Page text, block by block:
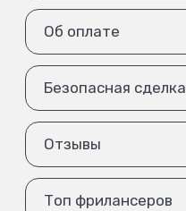
Об оплате
Безопасная сделка
Отзывы
Топ фрилансеров